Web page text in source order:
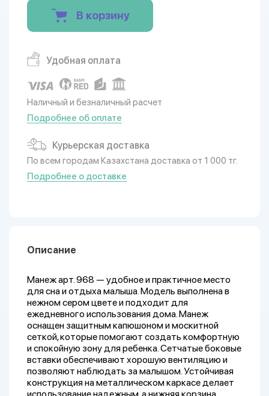
В корзину
Удобная оплата
Наличный и безналичный расчет
Подробнее об оплате
Курьерская доставка
По всем городам Казахстана доставка от 1 000 тг.
Подробнее о доставке
Описание
Манеж арт. 968 — удобное и практичное место
для сна и отдыха малыша. Модель выполнена в
нежном сером цвете и подходит для
ежедневного использования дома. Манеж
оснащен защитным капюшоном и москитной
сеткой, которые помогают создать комфортную
и спокойную зону для ребенка. Сетчатые боковые
вставки обеспечивают хорошую вентиляцию и
позволяют наблюдать за малышом. Устойчивая
конструкция на металлическом каркасе делает